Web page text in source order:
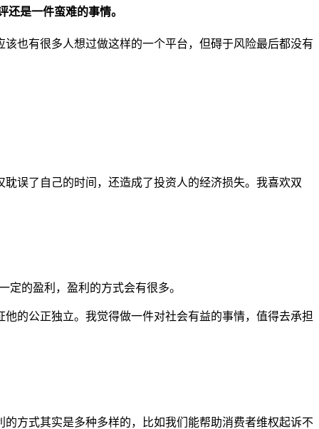
是一件蛮难的事情。
也有很多人想过做这样的一个平台，但碍于风险最后都没有
误了自己的时间，还造成了投资人的经济损失。我喜欢双
的盈利，盈利的方式会有很多。
的公正独立。我觉得做一件对社会有益的事情，值得去承担
方式其实是多种多样的，比如我们能帮助消费者维权起诉不